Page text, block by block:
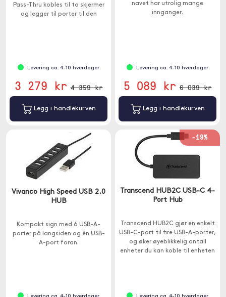
Pass-Thru kobles til to skjermer
og legger til porter til den
Levering ca. 4-10 hverdager
3 279 kr 4 359 kr
Legg i handlekurven
navet har utrolig mange
innganger.
Levering ca. 4-10 hverdager
5 089 kr 6 039 kr
Legg i handlekurven
Vivanco High Speed USB 2.0
HUB
Kompakt sign med 6 USB-A-
porter på langsiden og én USB-
A-port foran.
-19%
Transcend HUB2C USB-C 4-
Port Hub
Transcend HUB2C gjør en enkelt
USB-C-port til fire USB-A-porter,
og øker øyeblikkelig antall
enheter du kan koble til enheten